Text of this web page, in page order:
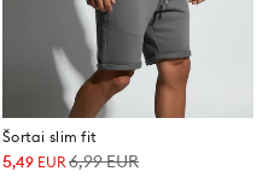
Šortai slim fit
5,49 EUR6,99EUR